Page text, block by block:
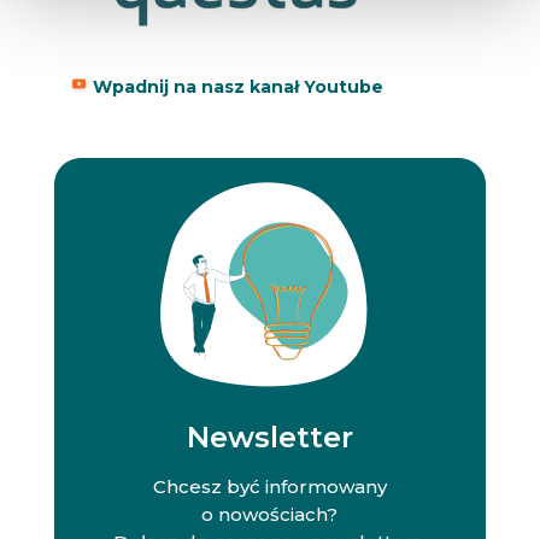
Wpadnij na nasz kanał Youtube
Newsletter
Chcesz być informowany
o nowościach?